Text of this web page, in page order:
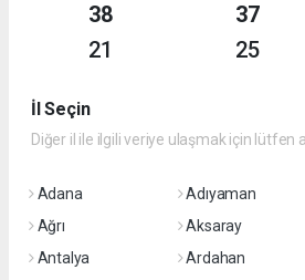
38
21
37
25
İl Seçin
Diğer il ile ilgili veriye ulaşmak için lütfen
Adana Adıyaman
Ağrı
Aksaray
Antalya
Ardahan